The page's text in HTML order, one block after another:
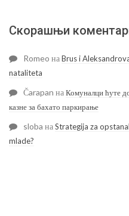
Скорашњи
Romeo наBrus i
nataliteta
Čarapan наКомуналци ћуте
казне за бахато паркирање
sloba наStrategija za
mlade?